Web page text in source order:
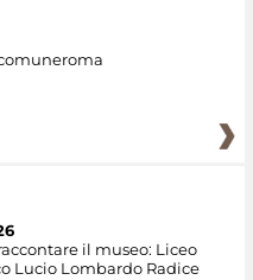
il museo: Liceo
Lucio Lombardo Radice